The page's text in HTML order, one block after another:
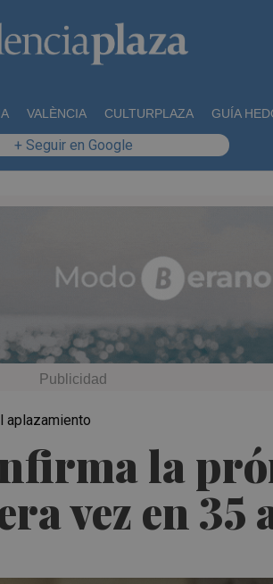
VALÈNCIA CULTURPLAZA GUÍA
+ Seguir en Google
la
vez en 35
aplazamiento